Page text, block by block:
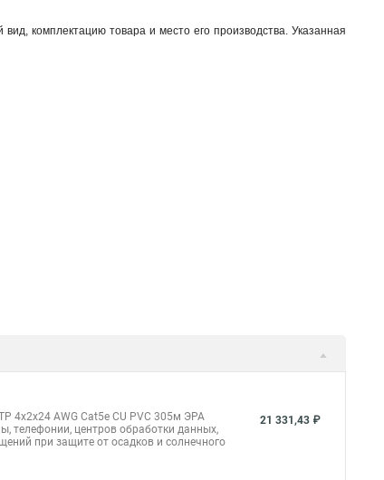
комплектацию товара и место его производства. Указанная
4x2x24 AWG Cat5e CU PVC 305м ЭРА
телефонии, центров обработки данных,
при защите от осадков и солнечного
21 331,43 ₽